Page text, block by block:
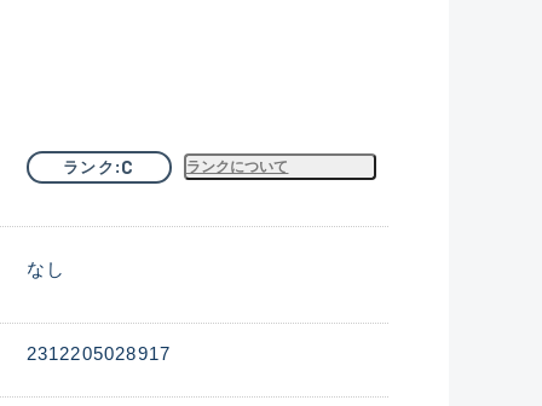
ランク C ランクについて
なし
2312205028917